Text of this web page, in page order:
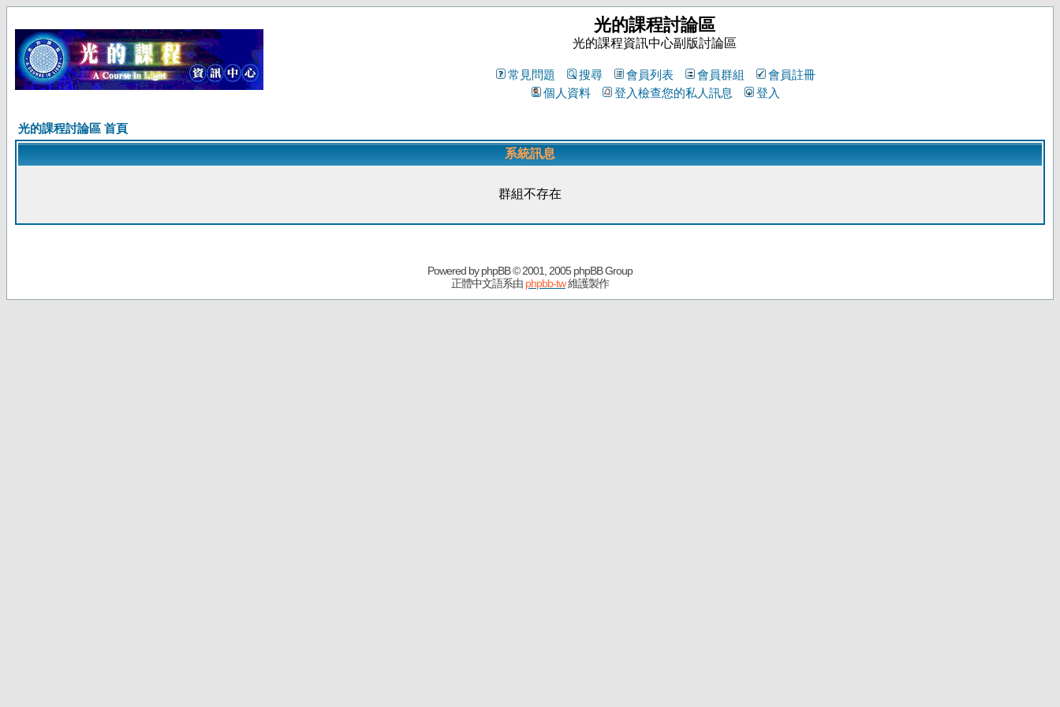
光的課程討論區
光的課程資訊中心副版討論區
常見問題 搜尋 會員列表 會員群組
會員註冊
個人資料
登入檢查您的私人訊息 登入
光的課程討論區 首頁
系統訊息
群組不存在
Powered byphpBB© 2001, 2005 phpBB Group
正體中文語系由 phpbb-tw維護製作